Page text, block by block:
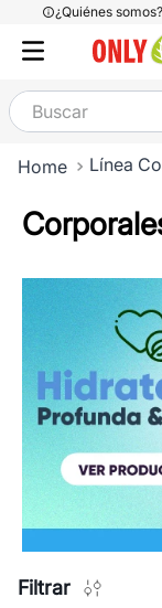
¿Quiénes somos?
Buscar
Línea
Filtrar